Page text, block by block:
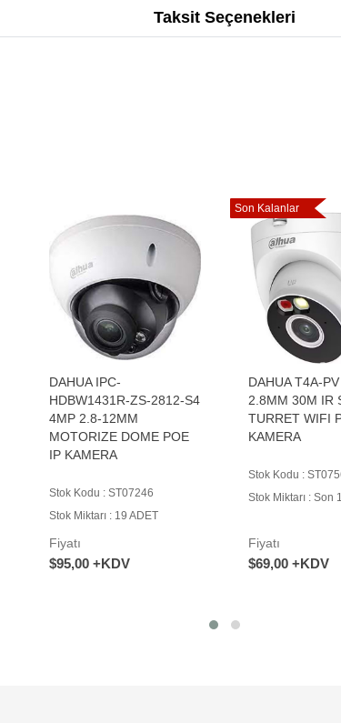
Taksit Seçenekleri
DAHUA IPC-
HDBW1431R-ZS-2812-S4
4MP 2.8-12MM
MOTORIZE DOME POE
IP KAMERA
Stok Kodu : ST07246
Stok Miktarı : 19 ADET
Fiyatı
$95,00 +KDV
Son Kalanlar
DAHUA T4A-
2.8MM 30M IR
TURRET WIFI
KAMERA
Stok Kodu :
Stok Miktarı : Son
Fiyatı
$69,00 +KDV